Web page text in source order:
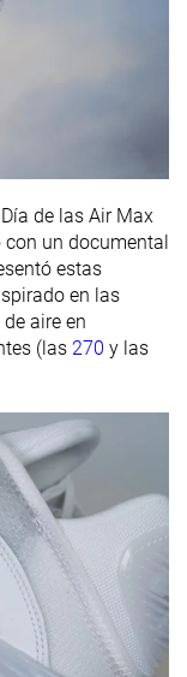
de las Air Max
con un documental
estas
en las
aire en
(las 270 y las